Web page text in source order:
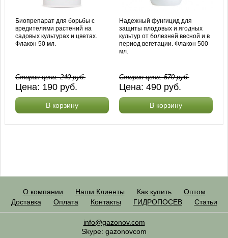
Биопрепарат для борьбы с
вредителями растений на
садовых культурах и цветах.
Флакон 50 мл.
Старая цена:240руб.
Цена: 190 руб.
В корзину
Надежный фунгицид для
защиты плодовых и ягодных
культур от болезней весной и в
период вегетации. Флакон 500
мл.
Старая цена:570руб.
Цена: 490 руб.
В корзину
О компании Наши Клиенты Как купить
Оптом
Доставка
Оплата Контакты ГИДРОПОСЕВ Статьи
info@gazonov.com
Skype: gazonovcom